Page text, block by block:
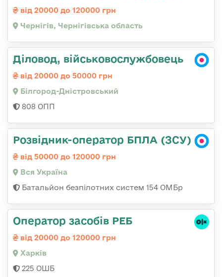
від 20000 до 120000 грн
Чернігів, Чернігівська область
Діловод, військовослужбовець
від 20000 до 50000 грн
Білгород-Дністровський
808 ОПП
Розвідник-оператор БПЛА (ЗСУ)
від 50000 до 120000 грн
Вся Україна
Батальйон безпілотних систем 154 ОМБр
Оператор засобів РЕБ
від 20000 до 120000 грн
Харків
225 ОШБ